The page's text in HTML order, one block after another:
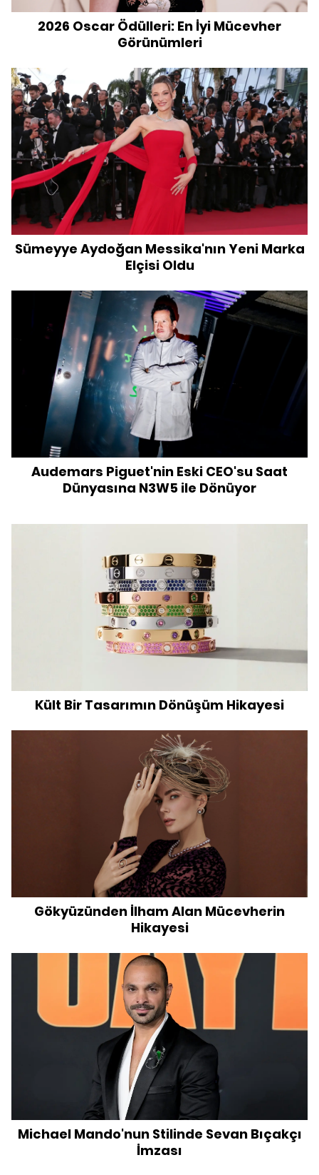
2026 Oscar Ödülleri: En İyi Mücevher
Görünümleri
Sümeyye Aydoğan Messika'nın Yeni Marka
Elçisi Oldu
Audemars Piguet'nin Eski CEO'su Saat
Dünyasına N3W5 ile Dönüyor
Kült Bir Tasarımın Dönüşüm Hikayesi
Gökyüzünden İlham Alan Mücevherin
Hikayesi
Michael Mando'nun Stilinde Sevan Bıçakçı
İmzası